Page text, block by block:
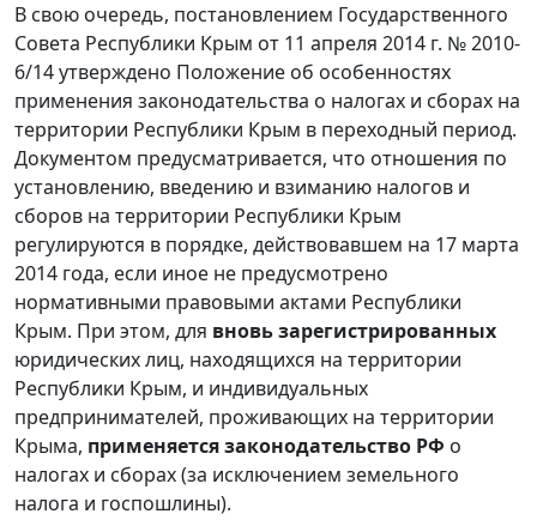
В свою очередь, постановлением Государственного
Совета Республики Крым от 11 апреля 2014 г. № 2010-
6/14 утверждено Положение об особенностях
применения законодательства о налогах и сборах на
территории Республики Крым в переходный период.
Документом предусматривается, что отношения по
установлению, введению и взиманию налогов и
сборов на территории Республики Крым
регулируются в порядке, действовавшем на 17 марта
2014 года, если иное не предусмотрено
нормативными правовыми актами Республики
Крым. При этом, для вновь зарегистрированных
юридических лиц, находящихся на территории
Республики Крым, и индивидуальных
предпринимателей, проживающих на территории
Крыма, применяется законодательство РФ о
налогах и сборах (за исключением земельного
налога и госпошлины).